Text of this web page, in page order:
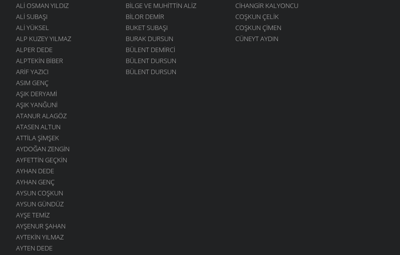
ALI OSMAN YILDIZ
ALI SUBAŞI
ALI YÜKSEL
ALP KUZEY YILMAZ
ALPER DEDE
ALPTEKIN BIBER
ARIF YAZICI
ASIM GENÇ
AŞIK DERYAMI
AŞIK YANĞUNI
ATANUR ALAGÖZ
ATASEN ALTUN
ATTILA ŞIMŞEK
AYDOĞAN ZENGIN
AYFETTIN GEÇKIN
AYHAN DEDE
AYHAN GENÇ
AYSUN COŞKUN
AYSUN GÜNDÜZ
AYŞE TEMIZ
AYŞENUR ŞAHAN
AYTEKIN YILMAZ
AYTEN DEDE
BILGE VE MUHITTIN ALIZ
BILOR DEMIR
BUKET SUBAŞI
BURAK DURSUN
BÜLENT DEMIRCI
BÜLENT DURSUN
BÜLENT DURSUN
CIHANGIR KALYONCU
COŞKUN ÇELIK
COŞKUN ÇIMEN
CÜNEYT AYDIN